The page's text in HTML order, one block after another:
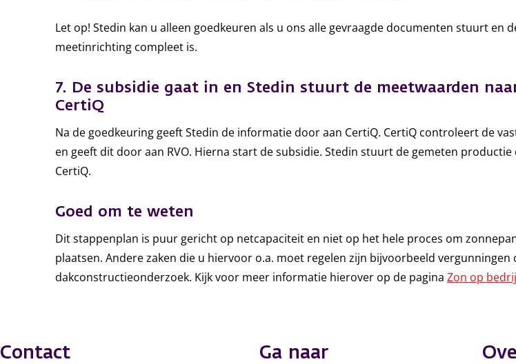
Let op! Stedin kan u alleen goedkeuren als u ons alle gevraagde documenten stuurt en
meetinrichting compleet is.
7. De subsidie gaat in en Stedin stuurt de meetwaarden
CertiQ
Na de goedkeuring geeft Stedin de informatie door aan CertiQ. CertiQ controleert de
en geeft dit door aan RVO. Hierna start de subsidie. Stedin stuurt de gemeten
CertiQ.
Goed om te weten
Dit stappenplan is puur gericht op netcapaciteit en niet op het hele proces om
plaatsen. Andere zaken die u hiervoor o.a. moet regelen zijn bijvoorbeeld vergunningen
dakconstructieonderzoek. Kijk voor meer informatie hierover op de pagina Zon op
Contact Ga naar